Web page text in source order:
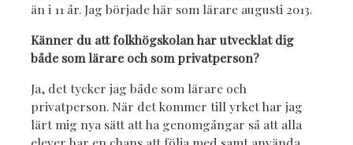
än i 11 år. Jag började här som lärare augusti 2013.
Känner du att folkhögskolan har utvecklat dig
både som lärare och som privatperson?
Ja, det tycker jag både som lärare och
privatperson. När det kommer till yrket har jag
lärt mig nya sätt att ha genomgångar så att alla